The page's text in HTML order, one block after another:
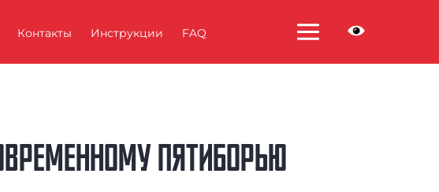
Контакты Инструкции FAQ
ПЯТИБОРЬЮ